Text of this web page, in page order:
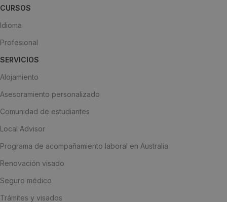
CURSOS
Idioma
Profesional
SERVICIOS
Alojamiento
Asesoramiento personalizado
Comunidad de estudiantes
Local Advisor
Programa de acompañamiento laboral en Australia
Renovación visado
Seguro médico
Trámites y visados